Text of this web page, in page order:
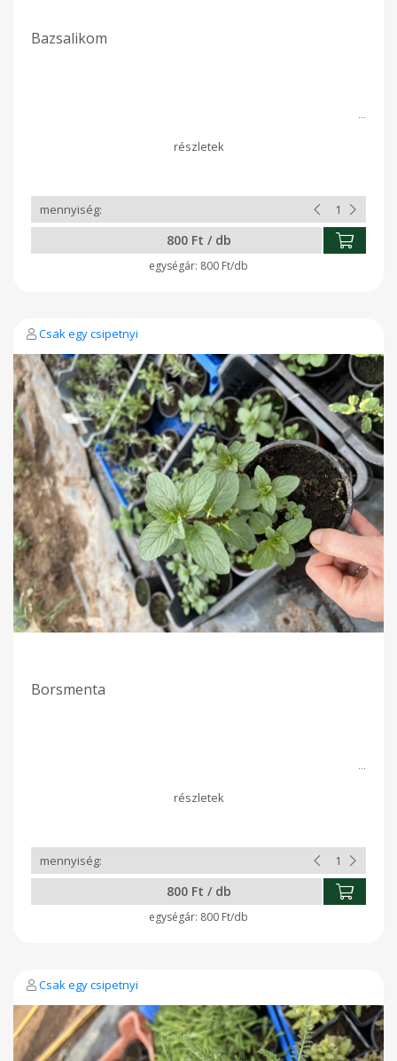
Bazsalikom
800 Ft / db
800 Ft/db
Csak egy csipetnyi
Borsmenta
800 Ft / db
800 Ft/db
Csak egy csipetnyi